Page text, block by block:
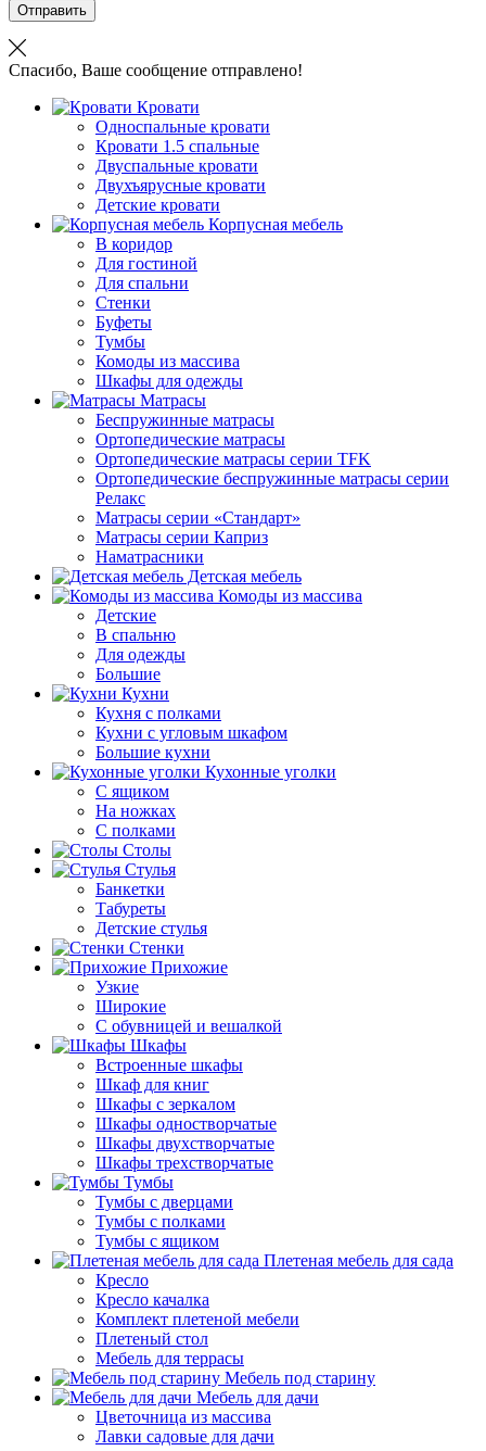
Отправить
Спасибо, Ваше сообщение отправлено!
Кровати
Односпальные кровати
Кровати 1.5 спальные
Двуспальные кровати
Двухъярусные кровати
Детские кровати
Корпусная мебель
В коридор
Для гостиной
Для спальни
Стенки
Буфеты
Тумбы
Комоды из массива
Шкафы для одежды
Матрасы
Беспружинные матрасы
Ортопедические матрасы
Ортопедические матрасы серии TFK
Ортопедические беспружинные матрасы серии
Релакс
Матрасы серии «Стандарт»
Матрасы серии Каприз
Наматрасники
Детская мебель
Комоды из массива
Детские
В спальню
Для одежды
Большие
Кухни
Кухня с полками
Кухни с угловым шкафом
Большие кухни
Кухонные уголки
С ящиком
На ножках
С полками
Столы
Стулья
Банкетки
Табуреты
Детские стулья
Стенки
Прихожие
Узкие
Широкие
С обувницей и вешалкой
Шкафы
Встроенные шкафы
Шкаф для книг
Шкафы с зеркалом
Шкафы одностворчатые
Шкафы двухстворчатые
Шкафы трехстворчатые
Тумбы
Тумбы с дверцами
Тумбы с полками
Тумбы с ящиком
Плетеная мебель для сада
Кресло
Кресло качалка
Комплект плетеной мебели
Плетеный стол
Мебель для террасы
Мебель под старину
Мебель для дачи
Цветочница из массива
Лавки садовые для дачи